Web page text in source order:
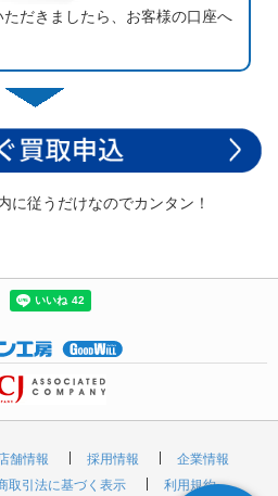
だきましたら、お客様の口座へ
に従うだけなのでカンタン！
舗情報 採用情報
企業情報
取引法に基づく表示 利用規約